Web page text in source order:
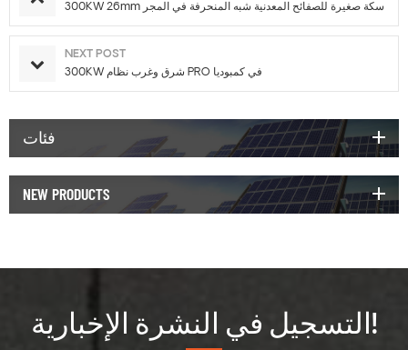
300KW 26mm سكة صغيرة للصفائح المعدنية شبه المنحرفة في المجر
NEXT POST
300KW شرق وغرب نظام PRO في كمبوديا
فئات
NEW PRODUCTS
التسجيل في النشرة الإخبارية!